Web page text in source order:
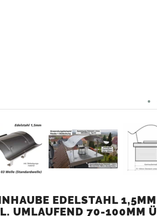
EDELSTAHL
UMLAUFEND 70-100MM